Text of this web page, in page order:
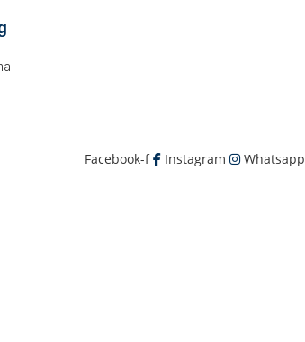
Facebook-f Instagram Whatsapp